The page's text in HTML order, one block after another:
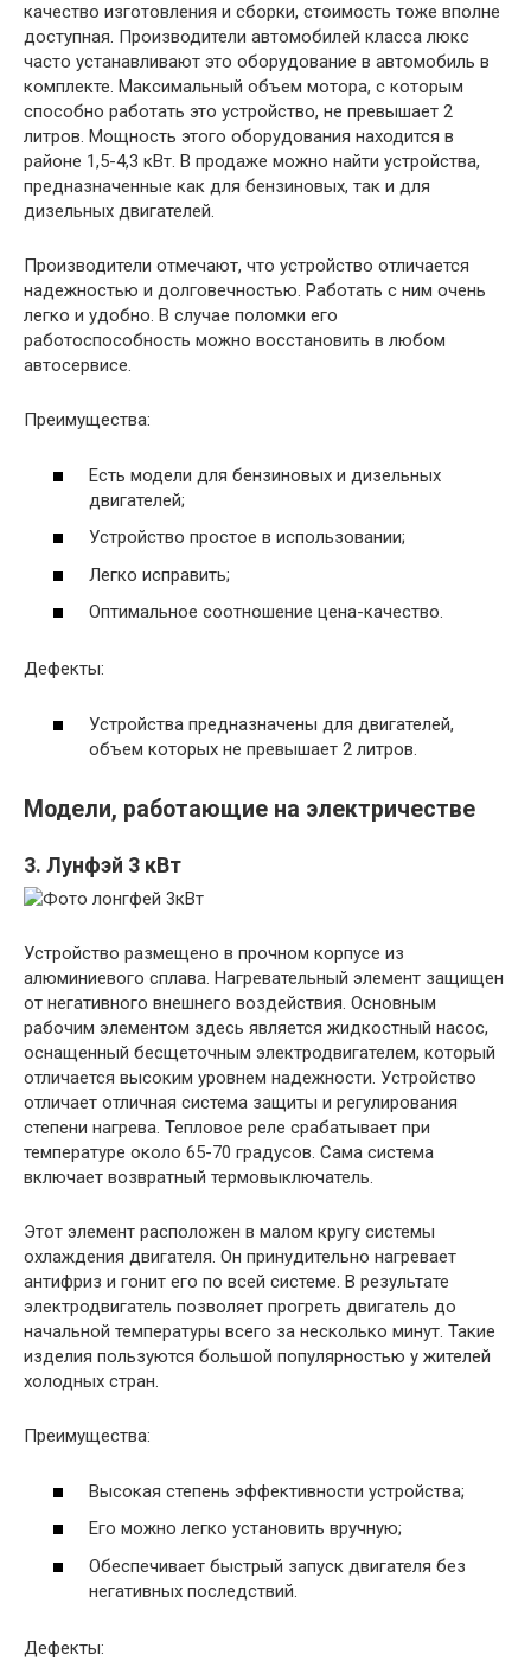
качество изготовления и сборки, стоимость тоже вполне
доступная. Производители автомобилей класса люкс
часто устанавливают это оборудование в автомобиль в
комплекте. Максимальный объем мотора, с которым
способно работать это устройство, не превышает 2
литров. Мощность этого оборудования находится в
районе 1,5-4,3 кВт. В продаже можно найти устройства,
предназначенные как для бензиновых, так и для
дизельных двигателей.
Производители отмечают, что устройство отличается
надежностью и долговечностью. Работать с ним очень
легко и удобно. В случае поломки его
работоспособность можно восстановить в любом
автосервисе.
Преимущества:
Есть модели для бензиновых и дизельных
двигателей;
Устройство простое в использовании;
Легко исправить;
Оптимальное соотношение цена-качество.
Дефекты:
Устройства предназначены для двигателей,
объем которых не превышает 2 литров.
Модели, работающие на электричестве
3. Лунфэй 3 кВт
Устройство размещено в прочном корпусе из
алюминиевого сплава. Нагревательный элемент защищен
от негативного внешнего воздействия. Основным
рабочим элементом здесь является жидкостный насос,
оснащенный бесщеточным электродвигателем, который
отличается высоким уровнем надежности. Устройство
отличает отличная система защиты и регулирования
степени нагрева. Тепловое реле срабатывает при
температуре около 65-70 градусов. Сама система
включает возвратный термовыключатель.
Этот элемент расположен в малом кругу системы
охлаждения двигателя. Он принудительно нагревает
антифриз и гонит его по всей системе. В результате
электродвигатель позволяет прогреть двигатель до
начальной температуры всего за несколько минут. Такие
изделия пользуются большой популярностью у жителей
холодных стран.
Преимущества:
Высокая степень эффективности устройства;
Его можно легко установить вручную;
Обеспечивает быстрый запуск двигателя без
негативных последствий.
Дефекты: